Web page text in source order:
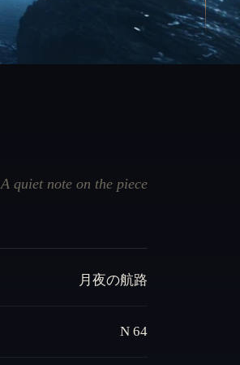
A quiet note on the piece
月夜の航路
N 64